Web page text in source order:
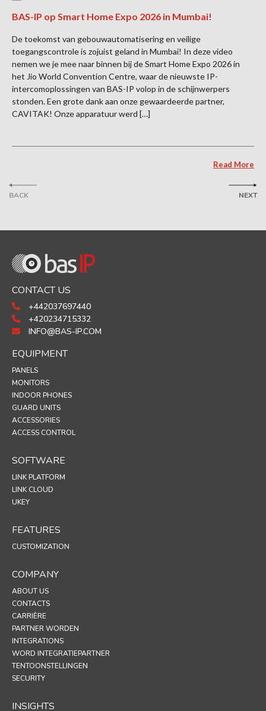
BACK
BAS-IP op Smart Home Expo 2026 in Mumbai!
De toekomst van gebouwautomatisering en veilige
toegangscontrole is zojuist geland in Mumbai! In deze video
nemen we je mee naar binnen bij de Smart Home Expo 2026 in
het Jio World Convention Centre, waar de nieuwste IP-
intercomoplossingen van BAS-IP volop in de schijnwerpers
stonden. Een grote dank aan onze gewaardeerde partner,
CAVITAK! Onze apparatuur werd […]
Read More
NEXT
CONTACT US
+442037697440
+420234715332
INFO@BAS-IP.COM
EQUIPMENT
PANELS
MONITORS
INDOOR PHONES
GUARD UNITS
ACCESSORIES
ACCESS CONTROL
SOFTWARE
LINK PLATFORM
LINK CLOUD
UKEY
FEATURES
CUSTOMIZATION
COMPANY
ABOUT US
CONTACTS
CARRIÈRE
PARTNER WORDEN
INTEGRATIONS
WORD INTEGRATIEPARTNER
TENTOONSTELLINGEN
SECURITY
INSIGHTS